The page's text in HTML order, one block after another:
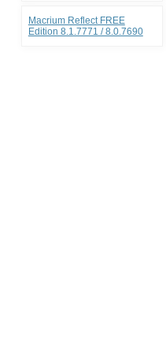
Macrium Reflect FREE
Edition 8.1.7771 / 8.0.7690